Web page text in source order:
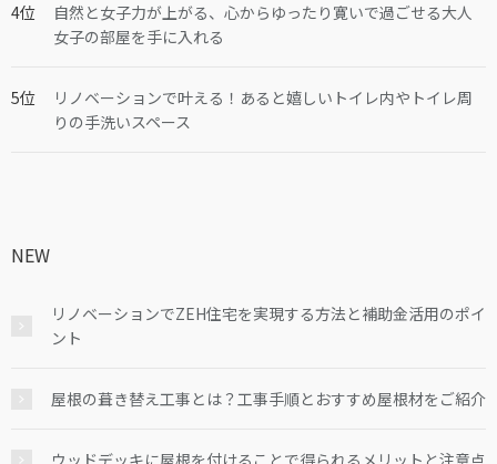
自然と女子力が上がる、心からゆったり寛いで過ごせる大人
女子の部屋を手に入れる
リノベーションで叶える！あると嬉しいトイレ内やトイレ周
りの手洗いスペース
NEW
リノベーションでZEH住宅を実現する方法と補助金活用のポイ
ント
屋根の葺き替え工事とは？工事手順とおすすめ屋根材をご紹介